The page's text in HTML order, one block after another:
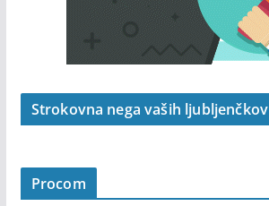
Strokovna nega vaših ljubljenčkov
Procom